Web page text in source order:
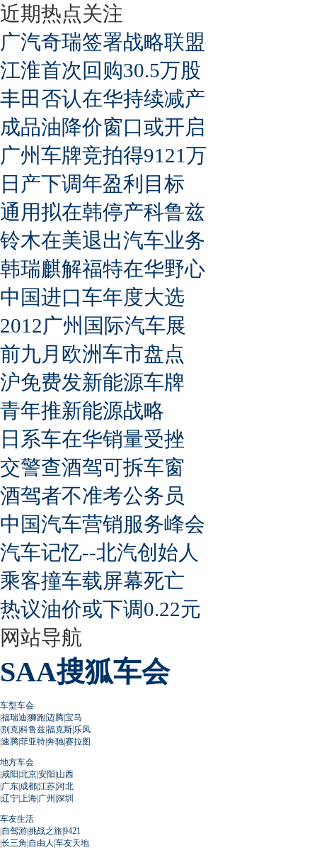
近期热点关注
广汽奇瑞签署战略联盟
江淮首次回购30.5万股
丰田否认在华持续减产
成品油降价窗口或开启
广州车牌竞拍得9121万
日产下调年盈利目标
通用拟在韩停产科鲁兹
铃木在美退出汽车业务
韩瑞麒解福特在华野心
中国进口车年度大选
2012广州国际汽车展
前九月欧洲车市盘点
沪免费发新能源车牌
青年推新能源战略
日系车在华销量受挫
交警查酒驾可拆车窗
酒驾者不准考公务员
中国汽车营销服务峰会
汽车记忆--北汽创始人
乘客撞车载屏幕死亡
热议油价或下调0.22元
网站导航
SAA搜狐车会
车型车会
|福瑞迪|狮跑|迈腾|宝马
|别克|科鲁兹|福克斯|乐风
|速腾|菲亚特|奔驰|赛拉图
地方车会
|咸阳|北京|安阳|山西
|广东|成都|江苏|河北
|辽宁| 上海|广州 |深圳
车友生活
|自驾游|挑战之旅|9421
|长三角 |自由人 |车友天地